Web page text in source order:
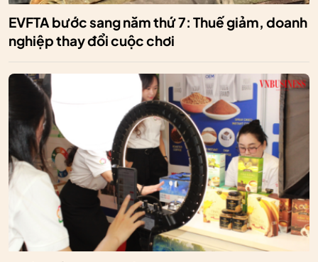
EVFTA bước sang năm thứ 7: Thuế giảm, doanh
nghiệp thay đổi cuộc chơi